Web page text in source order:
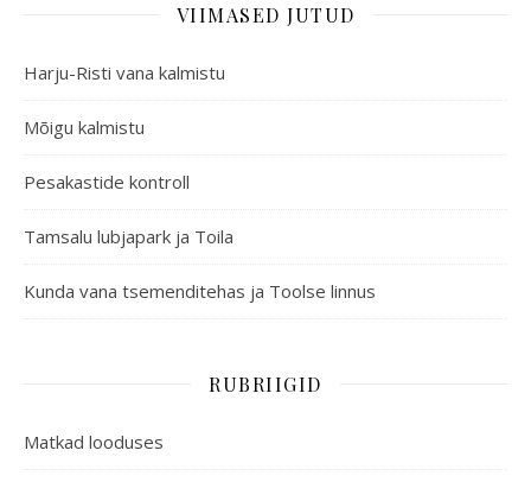
VIIMASED JUTUD
Harju-Risti vana kalmistu
Mõigu kalmistu
Pesakastide kontroll
Tamsalu lubjapark ja Toila
Kunda vana tsemenditehas ja Toolse linnus
RUBRIIGID
Matkad looduses